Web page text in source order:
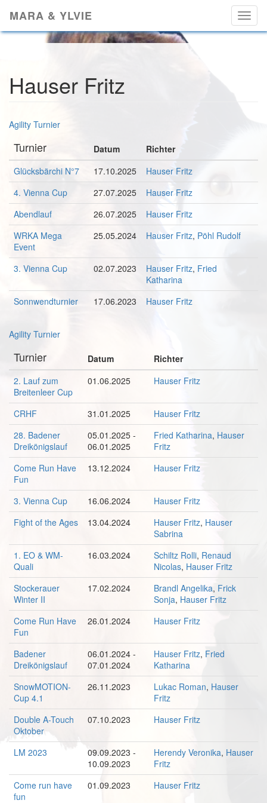
main
MARA & YLVIE
Hauser Fritz
Agility Turnier
Turnier Datum
Richter
Glücksbärchi N°7
17.10.2025
Hauser Fritz
4. Vienna Cup
27.07.2025
Hauser Fritz
Abendlauf
26.07.2025
Hauser Fritz
WRKA Mega
Event
25.05.2024 Hauser Fritz, Pöhl Rudolf
3. Vienna Cup 02.07.2023 Hauser Fritz, Fried
Katharina
Sonnwendturnier
17.06.2023 Hauser Fritz
Agility Turnier
Turnier Datum
Richter
2. Lauf zum
Breitenleer Cup
01.06.2025 Hauser Fritz
CRHF 31.01.2025
Hauser Fritz
28. Badener
Dreikönigslauf
05.01.2025 -
06.01.2025
Fried Katharina, Hauser
Fritz
Come Run Have
Fun
13.12.2024 Hauser Fritz
3. Vienna Cup 16.06.2024
Hauser Fritz
Fight of the Ages
13.04.2024 Hauser Fritz, Hauser
Sabrina
1. EO & WM-
Quali
16.03.2024 Schiltz Rolli, Renaud
Nicolas, Hauser Fritz
Stockerauer
Winter II
17.02.2024 Brandl Angelika, Frick
Sonja, Hauser Fritz
Come Run Have
Fun
26.01.2024 Hauser Fritz
Badener
Dreikönigslauf
06.01.2024 -
07.01.2024
Hauser Fritz, Fried
Katharina
SnowMOTION-
Cup 4.1
26.11.2023 Lukac Roman, Hauser
Fritz
Double A-Touch
Oktober
07.10.2023 Hauser Fritz
LM 2023
09.09.2023 -
10.09.2023
Herendy Veronika, Hauser
Fritz
Come run have
fun
01.09.2023 Hauser Fritz